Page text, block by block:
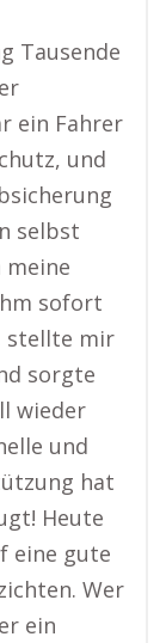
Tausende
ein Fahrer
und
selbst
meine
sofort
stellte mir
sorgte
wieder
und
hat
Heute
eine gute
Wer
ein